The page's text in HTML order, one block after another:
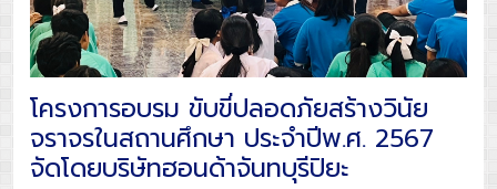
โครงการอบรม ขับขี่ปลอดภัยสร้างวินัย
จราจรในสถานศึกษา ประจำปีพ.ศ. 2567
จัดโดยบริษัทฮอนด้าจันทบุรีปิยะ